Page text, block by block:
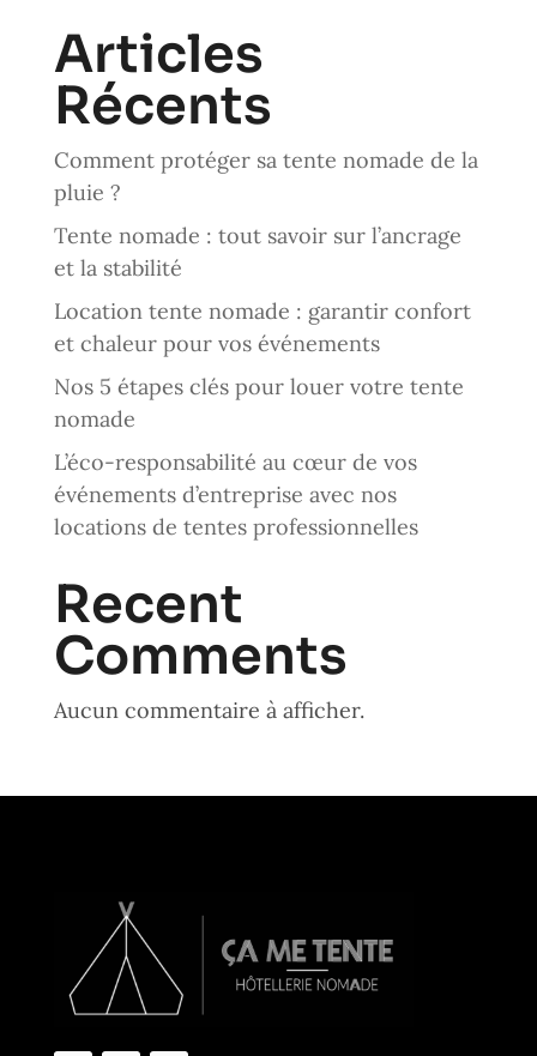
Articles
Récents
Comment protéger sa tente nomade de la
pluie ?
Tente nomade : tout savoir sur l’ancrage
et la stabilité
Location tente nomade : garantir confort
et chaleur pour vos événements
Nos 5 étapes clés pour louer votre tente
nomade
L’éco-responsabilité au cœur de vos
événements d’entreprise avec nos
locations de tentes professionnelles
Recent
Comments
Aucun commentaire à afficher.